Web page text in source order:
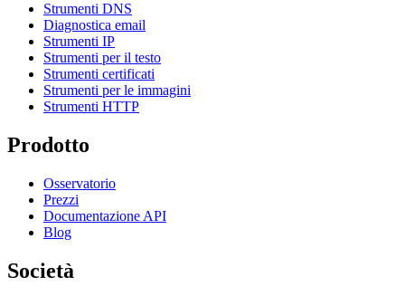
Strumenti DNS
Diagnostica email
Strumenti IP
Strumenti per il testo
Strumenti certificati
Strumenti per le immagini
Strumenti HTTP
Prodotto
Osservatorio
Prezzi
Documentazione API
Blog
Società